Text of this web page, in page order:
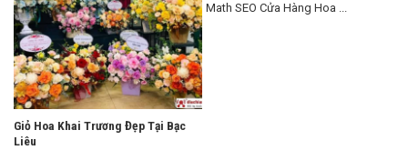
Giỏ Hoa Khai Trương Đẹp Tại Bạc
Liêu
Math SEO Cửa Hàng Hoa ...